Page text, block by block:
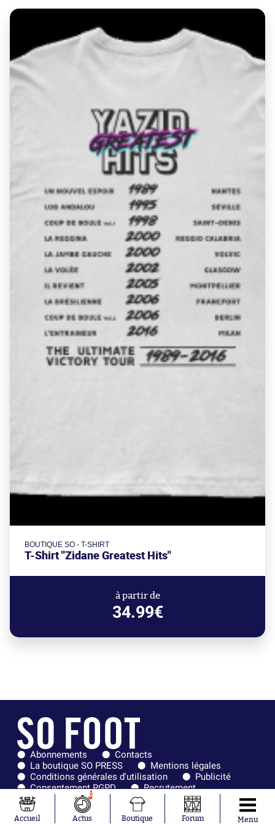
BOUTIQUE SO - T-SHIRT
T-Shirt "Zidane Greatest Hits"
à partir de
34.99€
Abonnements
Contacts
La boutique SO PRESS
Mentions légales
Conditions générales d'utilisation
Publicité
Consentement RGPD
Recrutement
Joueurs en
tendance
Équipes en
tendance
Accueil
1
Actus Boutique Forum Menu